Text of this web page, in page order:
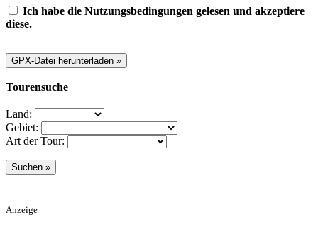
Ich habe die Nutzungsbedingungen gelesen und akzeptiere
diese.
Tourensuche
Land:
Gebiet:
Art der Tour:
Anzeige